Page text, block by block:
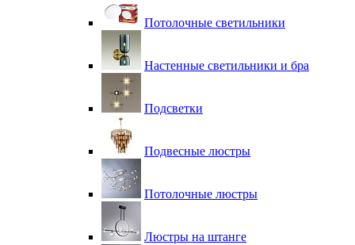
Потолочные светильники
Настенные светильники и бра
Подсветки
Подвесные люстры
Потолочные люстры
Люстры на штанге